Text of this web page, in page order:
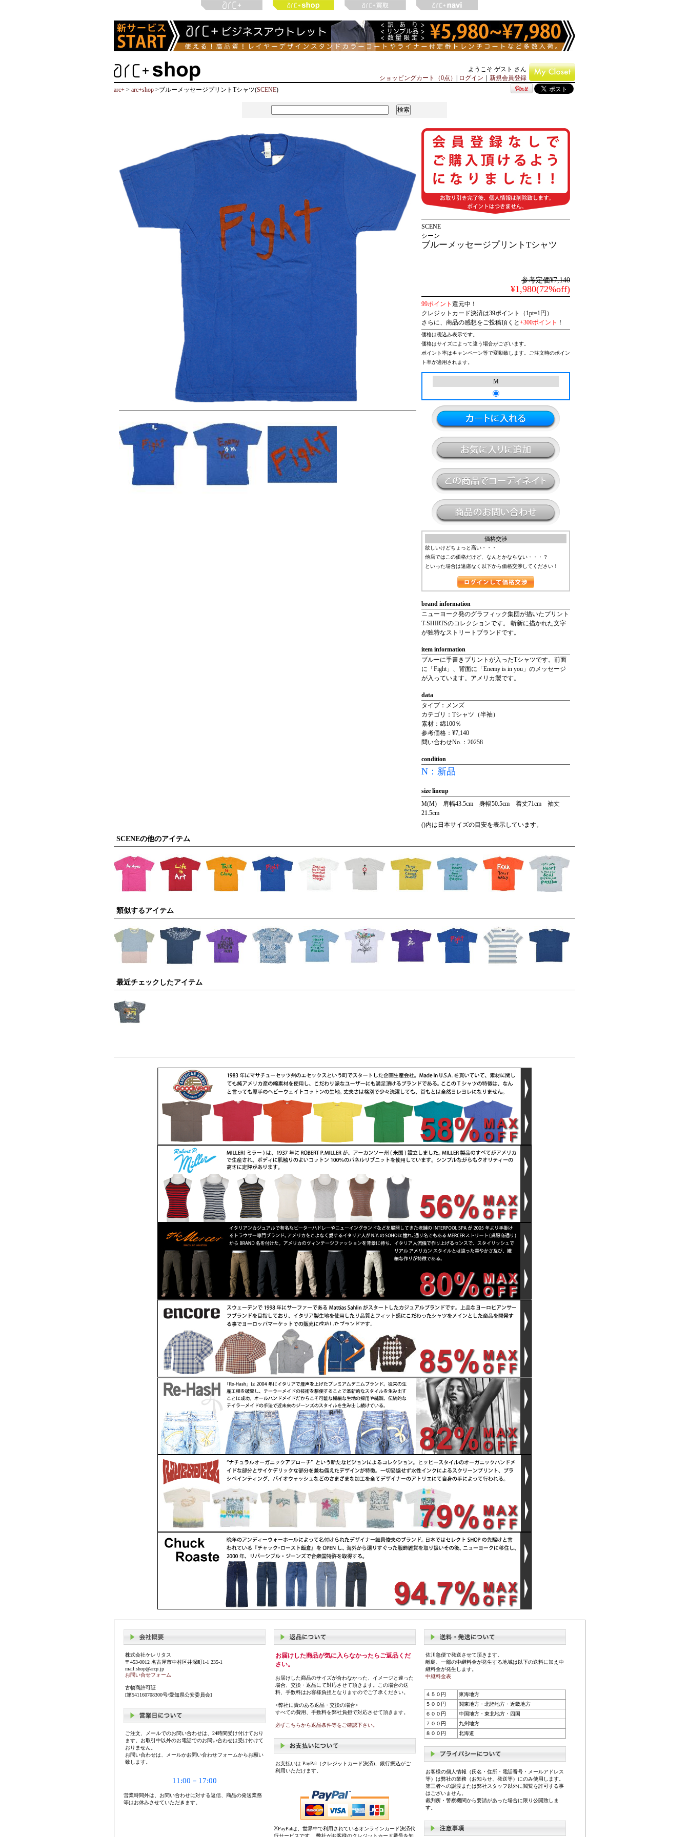
ようこそ ゲスト さん
ショッピングカート（0点）
ログイン
新規会員登録
arc+ > arc+shop >ブルーメッセージプリントTシャツ(SCENE)
SCENE
シーン
ブルーメッセージプリントTシャツ
参考定価¥7,140
¥1,980(72%off)
99ポイント 還元中！
クレジットカード決済は39ポイント（1pt=1円）
さらに、商品の感想をご投稿頂くと+300ポイント ！
価格は税込み表示です。
価格はサイズによって違う場合がございます。
ポイント率はキャンペーン等で変動致します。ご注文時のポイン
ト率が適用されます。
M
価格交渉
欲しいけどちょっと高い・・・
他店ではこの価格だけど、なんとかならない・・・？
といった場合は遠慮なく以下から価格交渉してください！
brand information
ニューヨーク発のグラフィック集団が描いたプリント
T-SHIRTSのコレクションです。 斬新に描かれた文字
が独特なストリートブランドです。
item information
ブルーに手書きプリントが入ったTシャツです。前面
に「Fight」、背面に「Enemy is in you」のメッセージ
が入っています。アメリカ製です。
data
タイプ：メンズ
カテゴリ：Tシャツ（半袖）
素材：綿100％
参考価格：¥7,140
問い合わせNo.：20258
condition
N：新品
size lineup
M(M) 肩幅43.5cm 身幅50.5cm 着丈71cm 袖丈
21.5cm
()内は日本サイズの目安を表示しています。
SCENEの他のアイテム
類似するアイテム
最近チェックしたアイテム
株式会社ケレリタス
〒453-0012 名古屋市中村区井深町1-1 235-1
mail:shop@arcp.jp
お問い合せフォーム
古物商許可証
[第541160708300号/愛知県公安委員会]
ご注文、メールでのお問い合わせは、24時間受け付けており
ます。お取引中以外のお電話でのお問い合わせは受け付けて
おりません。
お問い合わせは、メールかお問い合わせフォームからお願い
致します。
11:00－17:00
営業時間外は、お問い合わせに対する返信、商品の発送業務
等はお休みさせていただきます。
お届けした商品が気に入らなかったらご返品くだ
さい。
お届けした商品のサイズが合わなかった、イメージと違った
場合、交換・返品にて対応させて頂きます。この場合の送
料、手数料はお客様負担となりますのでご了承ください。
<弊社に責のある返品・交換の場合>
すべての費用、手数料を弊社負担で対応させて頂きます。
必ずこちらから返品条件等をご確認下さい。
お支払いは PayPal（クレジットカード決済)、銀行振込がご
利用いただけます。
※PayPalは、世界中で利用されているオンラインカード決済代
行サービスです。 弊社がお客様のクレジットカード番号を知
佐川急便で発送させて頂きます。
離島、一部の中継料金が発生する地域は以下の送料に加え中
継料金が発生します。
中継料金表
４５０円
東海地方
５００円
関東地方・北陸地方・近畿地方
６００円
中国地方・東北地方・四国
７００円
九州地方
８００円
北海道
お客様の個人情報（氏名・住所・電話番号・メールアドレス
等）は弊社の業務（お知らせ、発送等）にのみ使用します。
第三者への譲渡または弊社スタッフ以外に閲覧を許可する事
はございません。
裁判所・警察機関から要請があった場合に限り公開致しま
す。